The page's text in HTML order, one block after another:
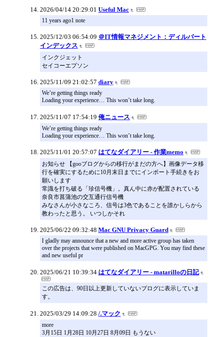
2026/04/14 20:29:01 Useful Mac
11 years ago1 note
2025/12/03 06:54:09 ＠IT情報マネジメント：ディルバート
インデックス
インクジェット
セイコーエプソン
2025/11/09 21:02:57 diary
We’re getting things ready
Loading your experience… This won’t take long.
2025/11/07 17:54:19 俺ニュース
We’re getting things ready
Loading your experience… This won’t take long.
2025/11/01 20:57:07 はてなダイアリー - 作業memo
お知らせ 【gooブログからの移行がまだの方へ】画像データ移
行を確実にするために10月末日までにインポート手続きをお
願いします
常識を打ち破る「珍信号機」。真ん中に赤が配置されている
奈良市菖蒲池の交互通行信号機
みなさんが小さなころ、信号は3色であることを誰かしらから
教わったと思う。 いつしかそれ
2025/06/22 09:32:48 Mac GNU Privacy Guard
I gladly may announce that a new and more active group has taken
over the projects that were published on MacGPG. You may find these
and new useful pr
2025/06/21 10:39:34 はてなダイアリー - matarilloの日記
この広告は、90日以上更新していないブログに表示していま
す。
2025/03/29 14:09:28 /.マック
more
3月15日 1月28日 10月27日 8月09日 もうない